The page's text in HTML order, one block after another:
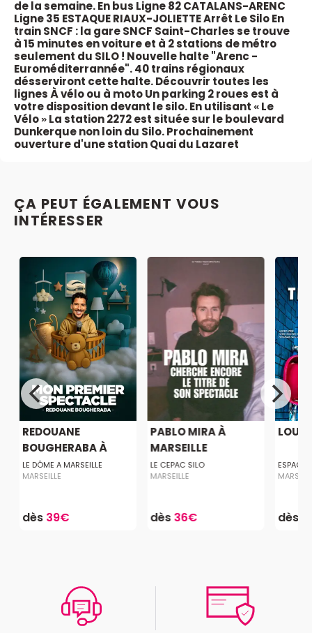
de la semaine.En bus Ligne 82 CATALANS-ARENC
Ligne 35 ESTAQUE RIAUX-JOLIETTE Arrêt Le SiloEn
train SNCF : la gare SNCF Saint-Charles se trouve
à 15 minutes en voiture et à 2 stations de métro
seulement du SILO ! Nouvelle halte "Arenc -
Euroméditerrannée". 40 trains régionaux
désserviront cette halte. Découvrir toutes les
lignesÀ vélo ou à motoUn parking 2 roues est à
votre disposition devant le silo. En utilisant « Le
Vélo » La station 2272 est située sur le boulevard
Dunkerque non loin du Silo. Prochainement
ouverture d'une station Quai du Lazaret
ÇA PEUT ÉGALEMENT VOUS
INTÉRESSER
REDOUANE
BOUGHERABA À
MARSEILLE
LE DÔME A MARSEILLE
MARSEILLE
dès 39€
PABLO MIRA À
MARSEILLE
LE CEPAC SILO
MARSEILLE
dès36€
LOU
ESPACE
dès